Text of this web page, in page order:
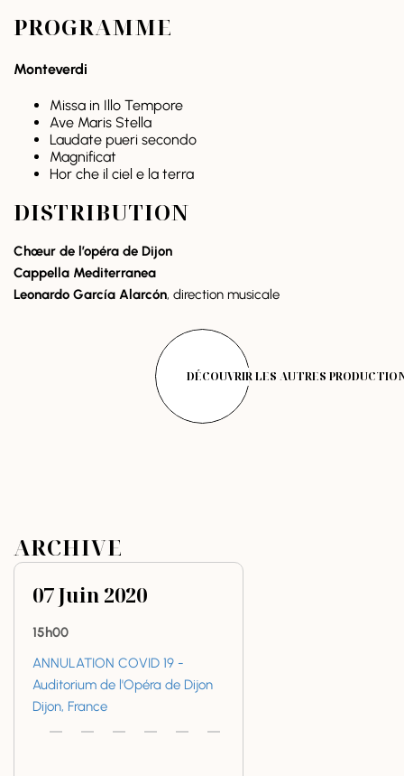
PROGRAMME
Monteverdi
Missa in Illo Tempore
Ave Maris Stella
Laudate pueri secondo
Magnificat
Hor che il ciel e la terra
DISTRIBUTION
Chœur de l’opéra de Dijon
Cappella Mediterranea
Leonardo García Alarcón, direction musicale
DÉCOUVRIR LES AUTRES
ARCHIVE
07Juin 2020
15h00
ANNULATION COVID 19 -
Auditorium de l'Opéra de Dijon
Dijon, France